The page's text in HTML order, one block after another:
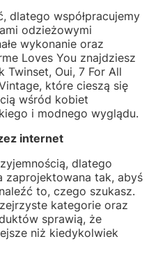
dlatego współpracujemy
odzieżowymi
wykonanie oraz
Loves You znajdziesz
Twinset, Oui, 7 For All
które cieszą się
wśród kobiet
i modnego wyglądu.
internet
dlatego
zaprojektowana tak, abyś
to, czego szukasz.
kategorie oraz
sprawią, że
niż kiedykolwiek